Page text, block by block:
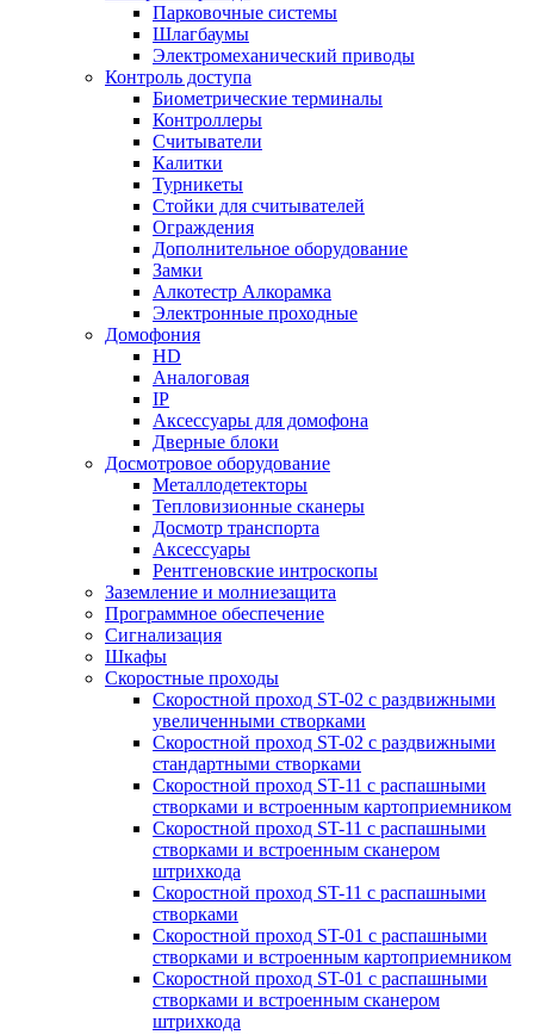
Парковочные системы
Шлагбаумы
Электромеханический приводы
Контроль доступа
Биометрические терминалы
Контроллеры
Считыватели
Калитки
Турникеты
Стойки для считывателей
Ограждения
Дополнительное оборудование
Замки
Алкотестр Алкорамка
Электронные проходные
Домофония
HD
Аналоговая
IP
Аксессуары для домофона
Дверные блоки
Досмотровое оборудование
Металлодетекторы
Тепловизионные сканеры
Досмотр транспорта
Аксессуары
Рентгеновские интроскопы
Заземление и молниезащита
Программное обеспечение
Сигнализация
Шкафы
Скоростные проходы
Скоростной проход ST-02 с раздвижными
увеличенными створками
Скоростной проход ST-02 с раздвижными
стандартными створками
Скоростной проход ST-11 с распашными
створками и встроенным картоприемником
Скоростной проход ST-11 с распашными
створками и встроенным сканером
штрихкода
Скоростной проход ST-11 с распашными
створками
Скоростной проход ST-01 с распашными
створками и встроенным картоприемником
Скоростной проход ST-01 с распашными
створками и встроенным сканером
штрихкода